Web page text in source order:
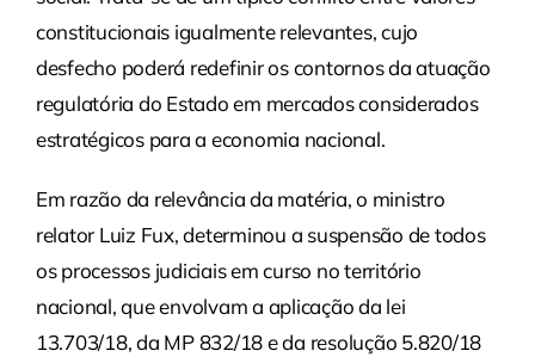
constitucionais igualmente relevantes, cujo
desfecho poderá redefinir os contornos da atuação
regulatória do Estado em mercados considerados
estratégicos para a economia nacional.
Em razão da relevância da matéria, o ministro
relator Luiz Fux, determinou a suspensão de todos
os processos judiciais em curso no território
nacional, que envolvam a aplicação da lei
13.703/18, da MP 832/18 e da resolução 5.820/18